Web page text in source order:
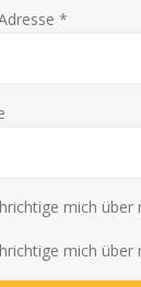
*
mich
mich über